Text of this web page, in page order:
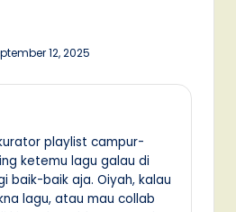
12, 2025
playlist campur-
ketemu lagu galau di
baik-baik aja. Oiyah, kalau
lagu, atau mau collab